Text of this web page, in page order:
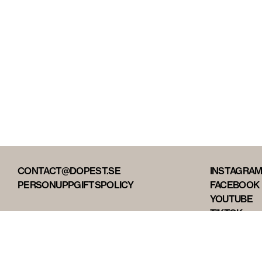
CONTACT@DOPEST.SE
PERSONUPPGIFTSPOLICY
INSTAGRAM
FACEBOOK
YOUTUBE
TIKTOK